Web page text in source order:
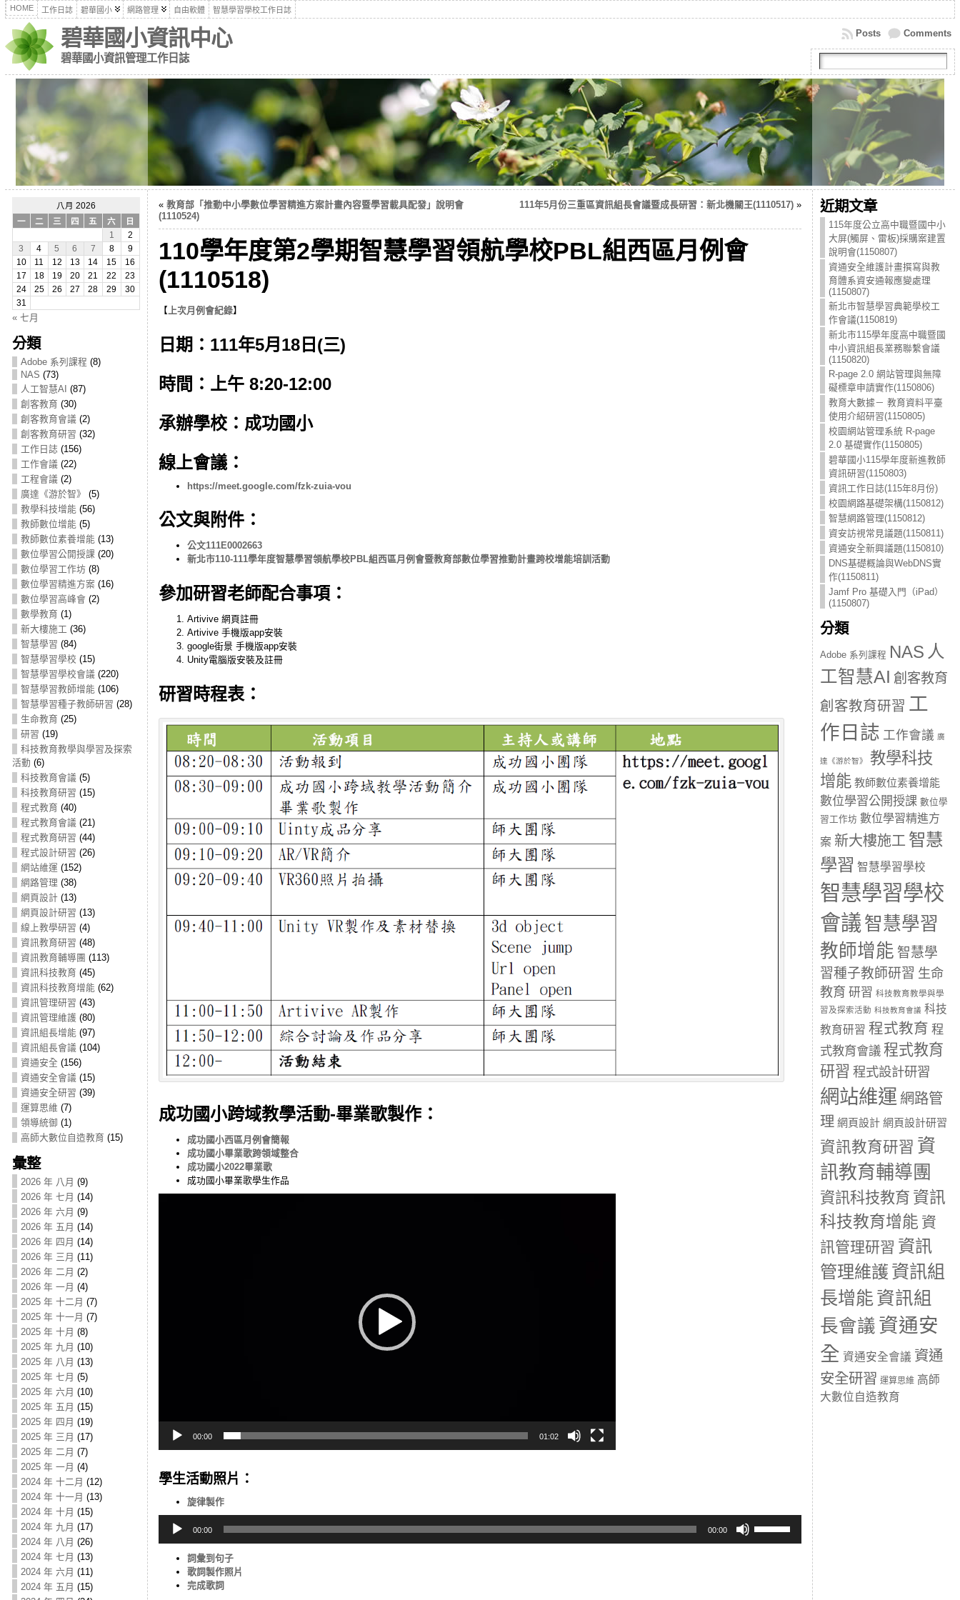
HOME 工作日誌 碧華國小 網路管理 自由軟體 智慧學習學校工作日誌
碧華國小資訊中心
碧華國小資訊管理工作日誌
Comments
Posts
八月 2026
一
二 三 四 五 六
日
1
2
3
4 5 6 7 8
9
10
11 12 13 14 15
16
17
18 19 20 21 22
23
24
25 26 27 28 29
30
31
« 七月
分類
Adobe 系列課程 (8)
NAS (73)
人工智慧AI (87)
創客教育 (30)
創客教育會議 (2)
創客教育研習 (32)
工作日誌 (156)
工作會議 (22)
工程會議 (2)
廣達《游於智》
(5)
教學科技增能(56)
教師數位增能(5)
教師數位素養增能(13)
數位學習公開授課 (20)
數位學習工作坊(8)
數位學習精進方案 (16)
數位學習高峰會 (2)
數學教育 (1)
新大樓施工 (36)
智慧學習 (84)
智慧學習學校 (15)
智慧學習學校會議 (220)
智慧學習教師增能(106)
智慧學習種子教師研習 (28)
生命教育 (25)
研習 (19)
科技教育教學與學習及探索
活動 (6)
科技教育會議 (5)
科技教育研習 (15)
程式教育 (40)
程式教育會議 (21)
程式教育研習 (44)
程式設計研習 (26)
網站維運 (152)
網路管理 (38)
網頁設計(13)
網頁設計研習 (13)
線上教學研習 (4)
資訊教育研習 (48)
資訊教育輔導團 (113)
資訊科技教育 (45)
資訊科技教育增能(62)
資訊管理研習 (43)
資訊管理維護(80)
資訊組長增能(97)
資訊組長會議 (104)
資通安全 (156)
資通安全會議 (15)
資通安全研習 (39)
運算思維 (7)
領導統御 (1)
高師大數位自造教育 (15)
彙整
2026 年 八月 (9)
2026 年 七月 (14)
2026 年 六月 (9)
2026 年 五月 (14)
2026 年 四月 (14)
2026 年 三月 (11)
2026 年 二月 (2)
2026 年 一月 (4)
2025 年 十二月 (7)
2025 年 十一月 (7)
2025 年 十月 (8)
2025 年 九月 (10)
2025 年 八月 (13)
2025 年 七月 (5)
2025 年 六月 (10)
2025 年 五月 (15)
2025 年 四月 (19)
2025 年 三月 (17)
2025 年 二月 (7)
2025 年 一月 (4)
2024 年 十二月 (12)
2024 年 十一月 (13)
2024 年 十月 (15)
2024 年 九月 (17)
2024 年 八月 (26)
2024 年 七月 (13)
2024 年 六月 (11)
2024 年 五月 (15)
« 教育部「推動中小學數位學習精進方案計畫內容暨學習載具配發」說明會
(1110524)
111年5月份三重區資訊組長會議暨成長研習：新北機關王(1110517)»
110學年度第2學期智慧學習領航學校PBL組西區月例會
(1110518)
【 上次月例會紀錄】
日期：111年5月18日(三)
時間：上午 8:20-12:00
承辦學校：成功國小
線上會議：
https://meet.google.com/fzk-zuia-vou
公文與附件：
公文111E0002663
新北市110-111學年度智慧學習領航學校PBL組西區月例會暨教育部數位學習推動計畫跨校增能培訓活動
參加研習老師配合事項：
Artivive 網頁註冊
Artivive 手機版app安裝
google街景 手機版app安裝
Unity電腦版安裝及註冊
研習時程表：
成功國小跨域教學活動-畢業歌製作：
成功國小西區月例會簡報
成功國小畢業歌跨領域整合
成功國小2022畢業歌
成功國小畢業歌學生作品
00:00 01:02
學生活動照片：
旋律製作
Player
00:00 00:00
Up/Down
Arrow
詞彙到句子
歌詞製作照片
完成歌詞
近期文章
115年度公立高中職暨國中小
大屏(觸屏、雷板)採購案建置
說明會(1150807)
資通安全維護計畫撰寫與教
育體系資安通報應變處理
(1150807)
新北市智慧學習典範學校工
作會議(1150819)
新北市115學年度高中職暨國
中小資訊組長業務聯繫會議
(1150820)
R-page 2.0 網站管理與無障
礙標章申請實作(1150806)
教育大數據－ 教育資料平臺
使用介紹研習(1150805)
校園網站管理系統 R-page
2.0 基礎實作(1150805)
碧華國小115學年度新進教師
資訊研習(1150803)
資訊工作日誌(115年8月份)
校園網路基礎架構(1150812)
智慧網路管理(1150812)
資安訪視常見議題(1150811)
資通安全新興議題(1150810)
DNS基礎概論與WebDNS實
作(1150811)
Jamf Pro 基礎入門（iPad）
(1150807)
分類
Adobe 系列課程 NAS 人
工智慧AI 創客教育
創客教育研習 工
作日誌 工作會議 廣
達《游於智》
教學科技
增能 教師數位素養增能
數位學習公開授課 數位學
習工作坊 數位學習精進方
案 新大樓施工 智慧
學習 智慧學習學校
智慧學習學校
會議 智慧學習
教師增能 智慧學
習種子教師研習 生命
教育 研習 科技教育教學與學
習及探索活動 科技教育會議 科技
教育研習 程式教育 程
式教育會議 程式教育
研習 程式設計研習
網站維運 網路管
理 網頁設計 網頁設計研習
資訊教育研習 資
訊教育輔導團
資訊科技教育 資訊
科技教育增能 資
訊管理研習 資訊
管理維護 資訊組
長增能資訊組
長會議 資通安
全 資通安全會議 資通
安全研習 運算思維 高師
大數位自造教育